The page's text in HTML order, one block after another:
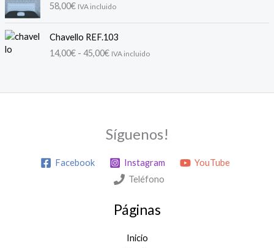
s
:
d
e
0
€
58,00€ IVA incluido
Chavello REF.103
14,00€ - 45,00€
a
n
d
r
c
o
IVA incluido
Síguenos!
Facebook Instagram
YouTube
Teléfono
Páginas
Inicio